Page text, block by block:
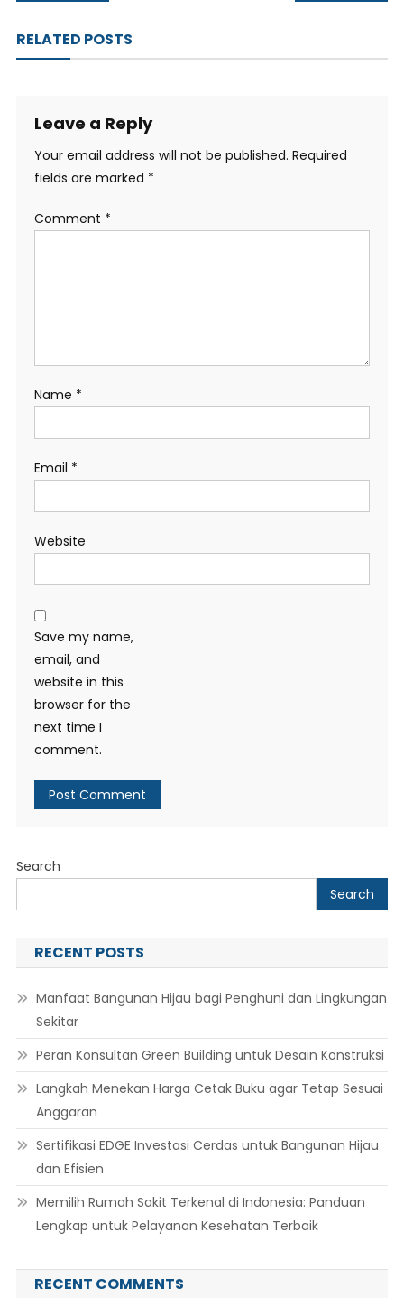
RELATED POSTS
Leave a Reply
Your email address will not be published. Required
fields are marked *
Comment *
Name *
Email *
Website
Save my name,
email, and
website in this
browser for the
next time I
comment.
Search
Search
RECENT POSTS
Manfaat Bangunan Hijau bagi Penghuni dan Lingkungan
Sekitar
Peran Konsultan Green Building untuk Desain Konstruksi
Langkah Menekan Harga Cetak Buku agar Tetap Sesuai
Anggaran
Sertifikasi EDGE Investasi Cerdas untuk Bangunan Hijau
dan Efisien
Memilih Rumah Sakit Terkenal di Indonesia: Panduan
Lengkap untuk Pelayanan Kesehatan Terbaik
RECENT COMMENTS